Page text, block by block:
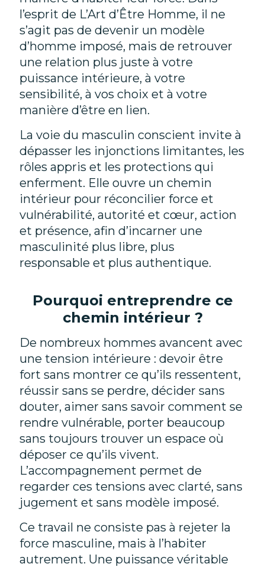
l’esprit de L’Art d’Être Homme, il ne
s’agit pas de devenir un modèle
d’homme imposé, mais de retrouver
une relation plus juste à votre
puissance intérieure, à votre
sensibilité, à vos choix et à votre
manière d’être en lien.
La voie du masculin conscient invite à
dépasser les injonctions limitantes, les
rôles appris et les protections qui
enferment. Elle ouvre un chemin
intérieur pour réconcilier force et
vulnérabilité, autorité et cœur, action
et présence, afin d’incarner une
masculinité plus libre, plus
responsable et plus authentique.
Pourquoi entreprendre ce
chemin intérieur ?
De nombreux hommes avancent avec
une tension intérieure : devoir être
fort sans montrer ce qu’ils ressentent,
réussir sans se perdre, décider sans
douter, aimer sans savoir comment se
rendre vulnérable, porter beaucoup
sans toujours trouver un espace où
déposer ce qu’ils vivent.
L’accompagnement permet de
regarder ces tensions avec clarté, sans
jugement et sans modèle imposé.
Ce travail ne consiste pas à rejeter la
force masculine, mais à l’habiter
autrement. Une puissance véritable